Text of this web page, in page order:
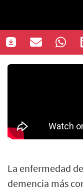
La enfermedad
demencia más